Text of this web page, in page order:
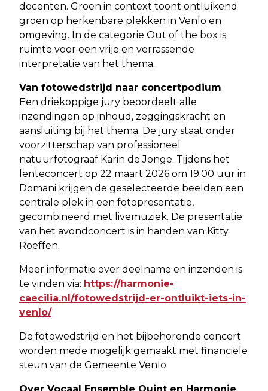
docenten. Groen in context toont ontluikend
groen op herkenbare plekken in Venlo en
omgeving. In de categorie Out of the box is
ruimte voor een vrije en verrassende
interpretatie van het thema.
Van fotowedstrijd naar concertpodium
Een driekoppige jury beoordeelt alle
inzendingen op inhoud, zeggingskracht en
aansluiting bij het thema. De jury staat onder
voorzitterschap van professioneel
natuurfotograaf Karin de Jonge. Tijdens het
lenteconcert op 22 maart 2026 om 19.00 uur in
Domani krijgen de geselecteerde beelden een
centrale plek in een fotopresentatie,
gecombineerd met livemuziek. De presentatie
van het avondconcert is in handen van Kitty
Roeffen.
Meer informatie over deelname en inzenden is
te vinden via: https://harmonie-
caecilia.nl/fotowedstrijd-er-ontluikt-iets-in-
venlo/
De fotowedstrijd en het bijbehorende concert
worden mede mogelijk gemaakt met financiële
steun van de Gemeente Venlo.